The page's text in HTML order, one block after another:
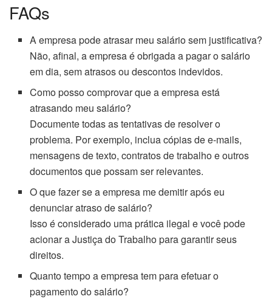
FAQs
A empresa pode atrasar meu salário sem justificativa?
Não, afinal, a empresa é obrigada a pagar o salário
em dia, sem atrasos ou descontos indevidos.
Como posso comprovar que a empresa está
atrasando meu salário?
Documente todas as tentativas de resolver o
problema. Por exemplo, inclua cópias de e-mails,
mensagens de texto, contratos de trabalho e outros
documentos que possam ser relevantes.
O que fazer se a empresa me demitir após eu
denunciar atraso de salário?
Isso é considerado uma prática ilegal e você pode
acionar a Justiça do Trabalho para garantir seus
direitos.
Quanto tempo a empresa tem para efetuar o
pagamento do salário?